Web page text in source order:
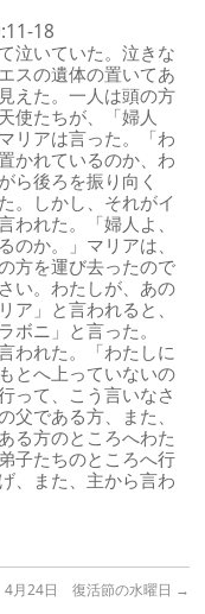
18
泣いていた。泣きな
スの遺体の置いてあ
えた。一人は頭の方
使たちが、「婦人
リアは言った。「わ
かれているのか、わ
ら後ろを振り向く
。しかし、それがイ
われた。「婦人よ、
のか。」マリアは、
方を運び去ったので
い。わたしが、あの
」と言われると、
ボニ」と言った。
われた。「わたしに
とへ上っていないの
って、こう言いなさ
父である方、また、
る方のところへわた
子たちのところへ行
、また、主から言わ
4月24日 復活節の水曜日 →